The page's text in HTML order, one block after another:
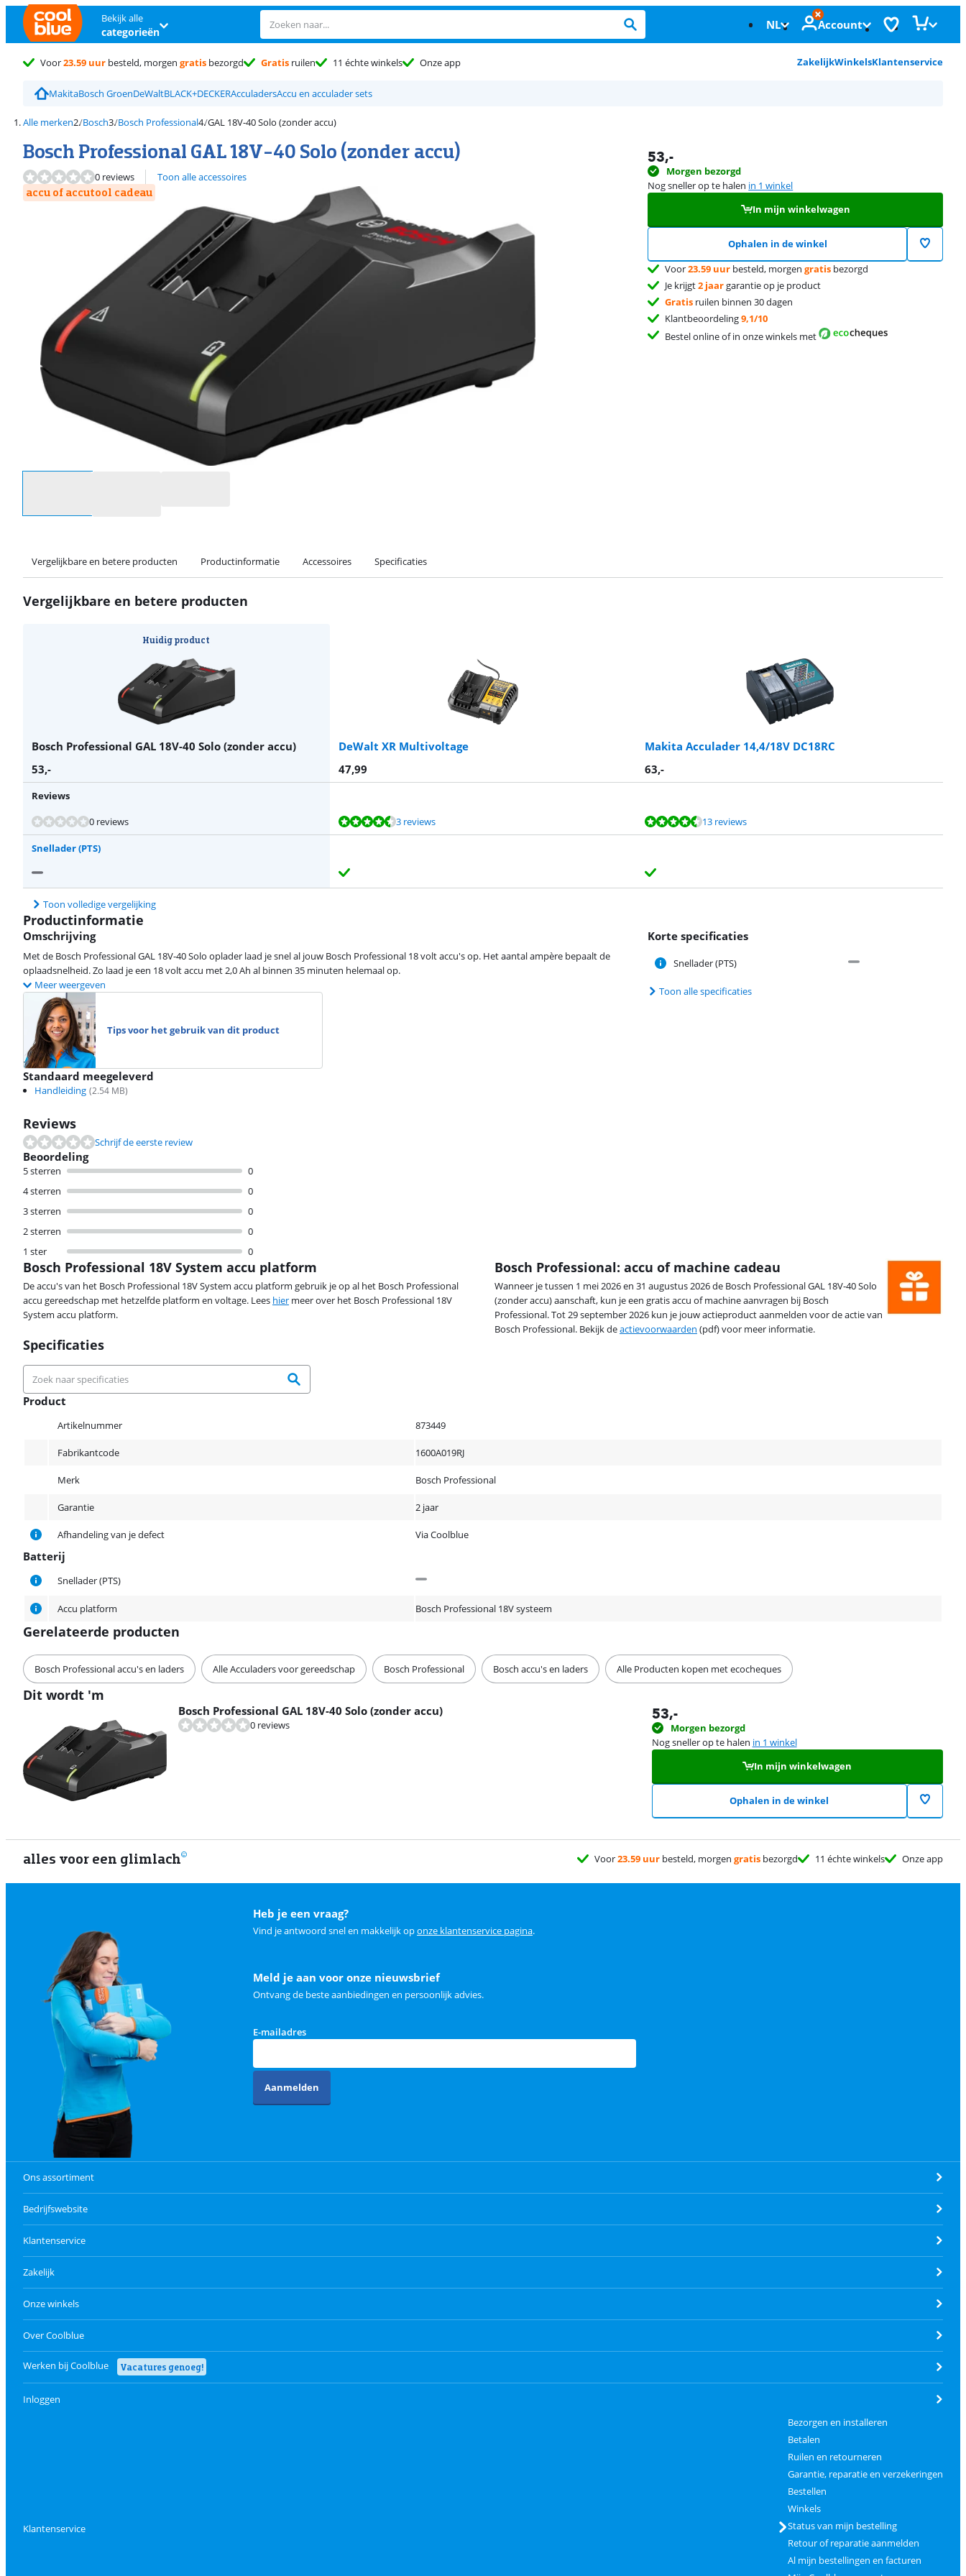
Bekijk alle
categorieën NL Account
Voor23.59 uur besteld, morgen gratis bezorgd Gratis ruilen 11 échte winkels Onze app ZakelijkWinkelsKlantenservice
MakitaBosch GroenDeWaltBLACK+DECKERAcculadersAccu en acculader sets
Alle merken Bosch Bosch Professional GAL 18V-40 Solo (zonder accu)
Bosch Professional GAL 18V-40 Solo (zonder accu)
0 reviews Toon alle accessoires
accu of accutool cadeau
53,-
Morgen bezorgd
Nog sneller op te halen in 1 winkel
In mijn winkelwagen
Ophalen in de winkel
Voor23.59 uur besteld, morgengratis bezorgd
Je krijgt2 jaargarantie op je product
Gratis ruilen binnen 30 dagen
Klantbeoordeling9,1/10
Bestel online of in onze winkels met
Vergelijkbare en betere producten Productinformatie Accessoires Specificaties
Vergelijkbare en betere producten
Huidig product
Bosch Professional GAL 18V-40 Solo (zonder accu) DeWalt XR Multivoltage
Makita Acculader 14,4/18V DC18RC
53,- 47,99 63,-
Reviews
0 reviews
Beoordeling is 8,7 van de 10, gebaseerd op 3 reviews. 3 reviews
Beoordeling is 8,8 van de 10, gebaseerd op 13 reviews. 13 reviews
Snellader (PTS)
Toon volledige vergelijking
Productinformatie
Korte specificaties
Snellader (PTS)
Toon alle specificaties
Omschrijving
Met de Bosch Professional GAL 18V-40 Solo oplader laad je snel al jouw Bosch Professional 18 volt accu's op. Het aantal ampère bepaalt de
oplaadsnelheid. Zo laad je een 18 volt accu met 2,0 Ah al binnen 35 minuten helemaal op.
Meer weergeven
Tips voor het gebruik van dit product
Standaard meegeleverd
Handleiding (2.54 MB)
Reviews
Schrijf de eerste review
Beoordeling
5 sterren
0
4 sterren
0
3 sterren
0
2 sterren
0
1 ster
0
Bosch Professional: accu of machine cadeau
Wanneer je tussen 1 mei 2026 en 31 augustus 2026 de Bosch Professional GAL 18V-40 Solo
(zonder accu) aanschaft, kun je een gratis accu of machine aanvragen bij Bosch
Professional. Tot 29 september 2026 kun je jouw actieproduct aanmelden voor de actie van
Bosch Professional. Bekijk deactievoorwaarden (pdf) voor meer informatie.
Bosch Professional 18V System accu platform
De accu's van het Bosch Professional 18V System accu platform gebruik je op al het Bosch Professional
accu gereedschap met hetzelfde platform en voltage. Lees hier meer over het Bosch Professional 18V
System accu platform.
Specificaties
Product
Artikelnummer 873449
Fabrikantcode 1600A019RJ
Merk Bosch Professional
Garantie 2 jaar
Afhandeling van je defect Via Coolblue
Batterij
Snellader (PTS)
Accu platform Bosch Professional 18V systeem
Gerelateerde producten
Bosch Professional accu's en laders Alle Acculaders voor gereedschap Bosch Professional Bosch accu's en laders Alle Producten kopen met ecocheques
Dit wordt 'm
Bosch Professional GAL 18V-40 Solo (zonder accu)
0 reviews
53,-
Morgen bezorgd
Nog sneller op te halen in 1 winkel
In mijn winkelwagen
Ophalen in de winkel
alles voor een glimlach Voor23.59 uur besteld, morgen gratis bezorgd 11 échte winkels Onze app
Heb je een vraag?
Vind je antwoord snel en makkelijk oponze klantenservice pagina.
Meld je aan voor onze nieuwsbrief
Ontvang de beste aanbiedingen en persoonlijk advies.
E-mailadres
Aanmelden
Ons assortiment
Bedrijfswebsite
Klantenservice
Zakelijk
Onze winkels
Over Coolblue
Werken bij Coolblue Vacatures genoeg!
Inloggen
Klantenservice
Bezorgen en installeren
Betalen
Ruilen en retourneren
Garantie, reparatie en verzekeringen
Bestellen
Winkels
Status van mijn bestelling
Retour of reparatie aanmelden
Al mijn bestellingen en facturen